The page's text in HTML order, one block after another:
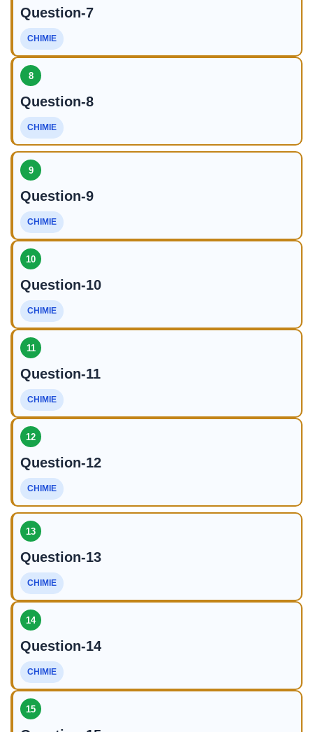
Question-7
CHIMIE
8
Question-8
CHIMIE
9
Question-9
CHIMIE
10
Question-10
CHIMIE
11
Question-11
CHIMIE
12
Question-12
CHIMIE
13
Question-13
CHIMIE
14
Question-14
CHIMIE
15